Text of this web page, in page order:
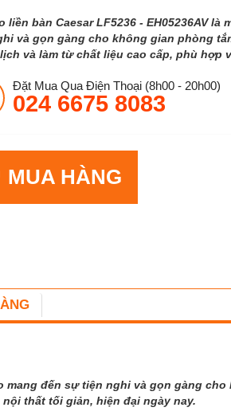
liền bàn Caesar LF5236 - EH05236AV
và gọn gàng cho không gian phòng
và làm từ chất liệu cao cấp, phù hợp
Đặt Mua Qua Điện Thoại (8h00 - 20h00)
024 6675 8083
MUA HÀNG
mang đến sự tiện nghi và gọn gàng
thất tối giản, hiện đại ngày nay.